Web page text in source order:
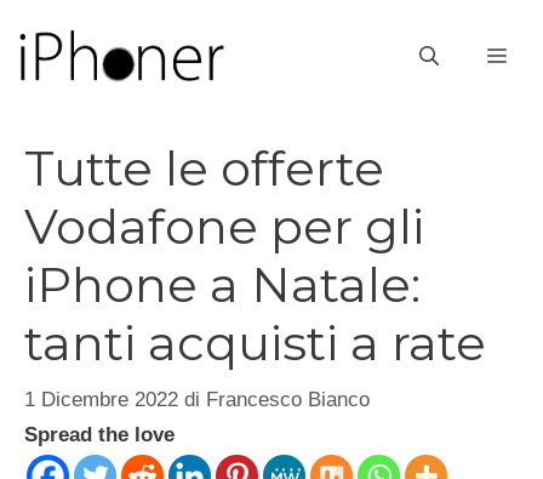
contenuto
Tutte le offerte
Vodafone per gli
iPhone a Natale:
tanti acquisti a rate
1 Dicembre 2022 di Francesco Bianco
Spread the love